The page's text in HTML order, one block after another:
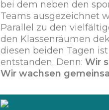
bei dem neben den
Teams ausgezeichnet
Parallel zu den
den Klassenräumen
diesen beiden Tagen
entstanden. Denn: Wir
Wir wachsen